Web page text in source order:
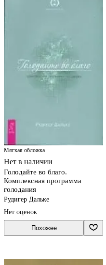
Мягкая обложка
Нет в наличии
Голодайте во благо.
Комплексная программа
голодания
Рудигер Дальке
Нет оценок
Похожее